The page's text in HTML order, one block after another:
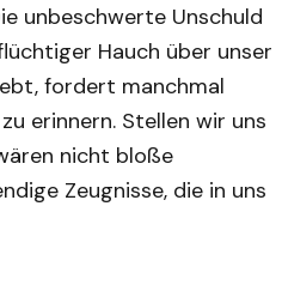
unbeschwerte Unschuld
Hauch über unser
fordert manchmal
erinnern. Stellen wir uns
nicht bloße
Zeugnisse, die in uns